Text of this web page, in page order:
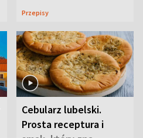
uczta
Przepisy
Cebularz lubelski.
Prosta receptura i